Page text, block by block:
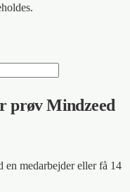
prøv Mindzeed
medarbejder eller få 14